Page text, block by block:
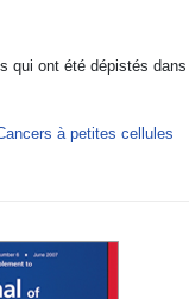
qui ont été dépistés
à petites cellules